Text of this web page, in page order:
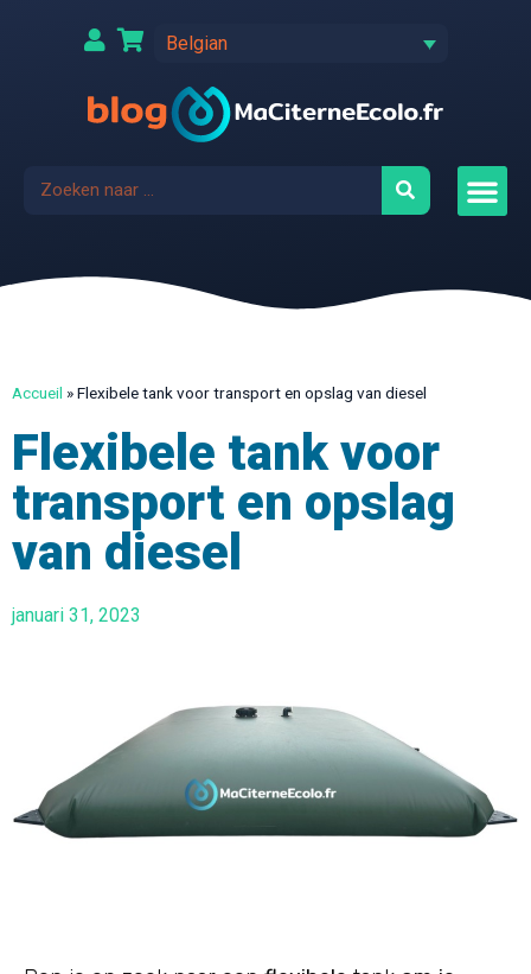
Belgian
Accueil »Flexibele tank voor transport en opslag van diesel
Flexibele tank voor
transport en opslag
van diesel
januari 31, 2023